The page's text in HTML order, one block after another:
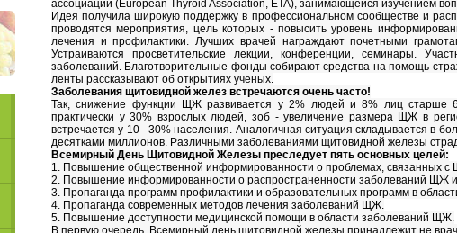
ассоциации (European Thyroid Association, ETA), занимающейся изучением
Идея получила широкую поддержку в профессиональном сообществе и
проводятся мероприятия, цель которых - повысить уровень
лечения и профилактики. Лучших врачей награждают почетными
Устраиваются просветительские лекции, конференции, семинары.
заболеваний. Благотворительные фонды собирают средства на помощь
ленты рассказывают об открытиях ученых.
Заболевания щитовидной желез встречаются очень часто!
Так, снижение функции ЩЖ развивается у 2% людей и 8% лиц старше
практически у 30% взрослых людей, зоб - увеличение размера ЩЖ в
встречается у 10 - 30% населения. Аналогичная ситуация складывается в
десятками миллионов. Различными заболеваниями щитовидной железы
Всемирный День Щитовидной Железы преследует пять основных целей:
1. Повышение общественной информированности о проблемах, связанных с
2. Повышение информированности о распространенности заболеваний ЩЖ и
3. Пропаганда программ профилактики и образовательных программ в
4. Пропаганда современных методов лечения заболеваний ЩЖ.
5. Повышение доступности медицинской помощи в области заболеваний ЩЖ.
В первую очередь, Всемирный день щитовидной железы принадлежит не